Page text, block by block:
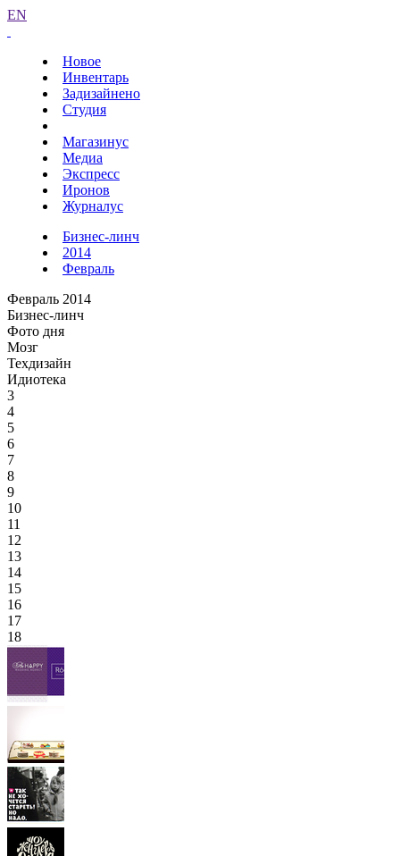
EN
Новое
Инвентарь
Задизайнено
Студия
Магазинус
Медиа
Экспресс
Иронов
Журналус
Бизнес-линч
2014
Февраль
Февраль 2014
Бизнес-линч
Фото дня
Мозг
Техдизайн
Идиотека
3
4
5
6
7
8
9
10
11
12
13
14
15
16
17
18